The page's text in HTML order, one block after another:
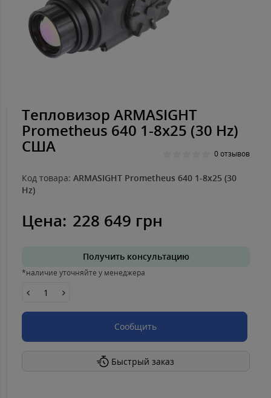
Тепловизор ARMASIGHT
Prometheus 640 1-8x25 (30 Hz)
США 0 отзывов
Код товара: ARMASIGHT Prometheus 640 1-8x25 (30
Hz)
Цена: 228 649 грн
Получить консультацию
*наличие уточняйте у менеджера
Сообщить
Быстрый заказ